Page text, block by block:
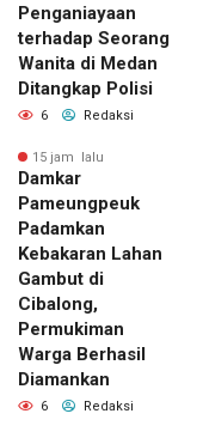
Penganiayaan
terhadap Seorang
Wanita di Medan
Ditangkap Polisi
6 Redaksi
15 jam lalu
Damkar
Pameungpeuk
Padamkan
Kebakaran Lahan
Gambut di
Cibalong,
Permukiman
Warga Berhasil
Diamankan
6 Redaksi